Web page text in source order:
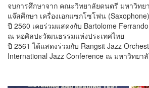
จบการศึกษาจาก คณะวิทยาลัยดนตรี มหาวิท
แจ๊สศึกษา เครื่องเอกแซกโซโฟน (Saxophone)
ปี 2560 เคยร่วมแสดงกับ Bartolome
ณ หอศิลปะวัฒนธรรมแห่งประเทศไทย
ปี 2561 ได้แสดงร่วมกับ Rangsit Jazz
International Jazz Conference ณ มหาวิทย